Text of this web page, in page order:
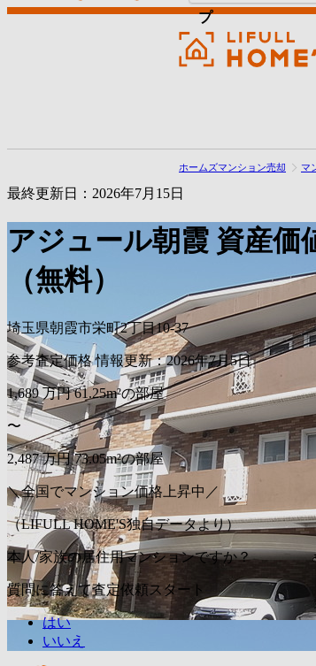
プ
ホームズマンション売却 マ
最終更新日：2026年7月15日
アジュール朝霞 資産価
（無料）
埼玉県朝霞市栄町2丁目10-37
参考査定価格 情報更新：2026年7月5日
1,689 万円 61.25m²の部屋
〜
2,487 万円 73.05m²の部屋
＼全国でマンション価格上昇中／
（LIFULL HOME'S独自データより）
本人/家族の居住用マンションですか？
質問に答えて査定依頼スタート
はい
いいえ